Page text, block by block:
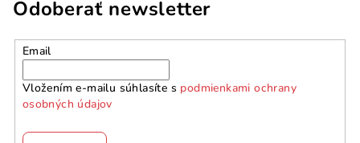
Odoberať newsletter
Email
Vložením e-mailu súhlasíte s podmienkami ochrany
osobných údajov